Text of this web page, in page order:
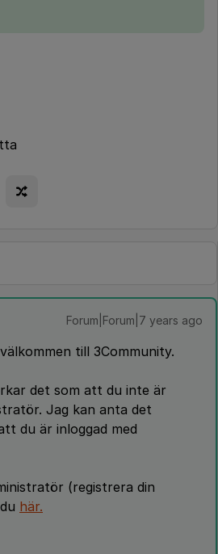
Forum|Forum|7 years ago
till 3Community.
det som att du inte är
Jag kan anta det
du är inloggad med
(registrera din
här.